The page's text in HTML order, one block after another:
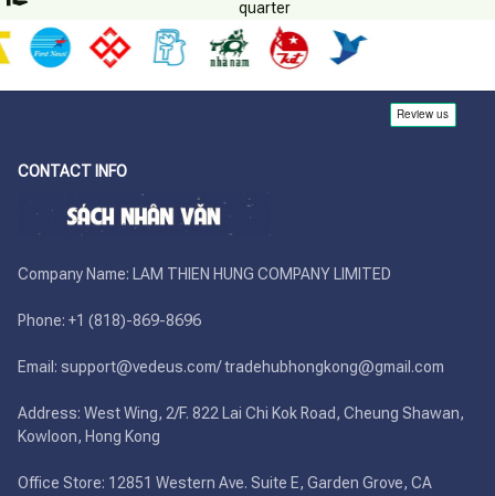
quarter
CONTACT INFO
Company Name: LAM THIEN HUNG COMPANY LIMITED
Phone: +1 (818)-869-8696
Email: support@vedeus.com/ tradehubhongkong@gmail.com
Address: West Wing, 2/F. 822 Lai Chi Kok Road, Cheung Shawan,
Kowloon, Hong Kong
Office Store: 12851 Western Ave. Suite E, Garden Grove, CA